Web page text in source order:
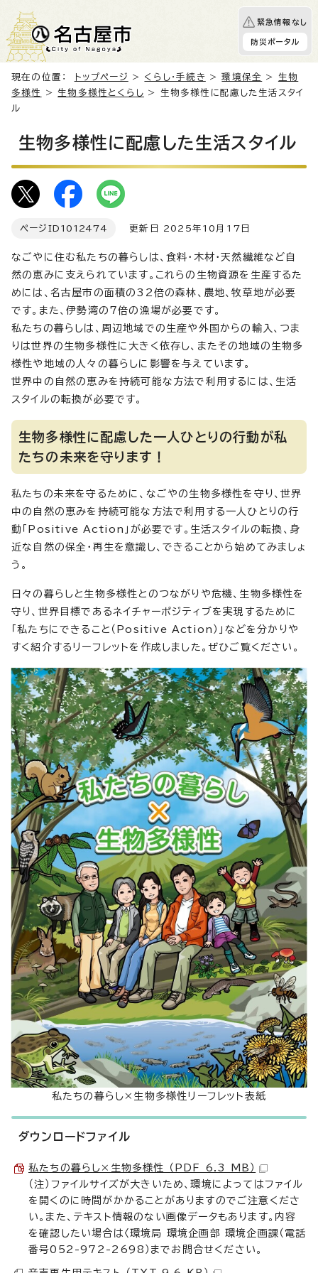
緊急情報なし
防災ポータル
現在の位置： トップページ > くらし・手続き >環境保全 > 生物
多様性
>生物多様性とくらし > 生物多様性に配慮した生活スタイ
ル
生物多様性に配慮した生活スタイル
ページID 1012474 更新日 2025年10月17日
なごやに住む私たちの暮らしは、食料・木材・天然繊維など自
然の恵みに支えられています。これらの生物資源を生産するた
めには、名古屋市の面積の32倍の森林、農地、牧草地が必要
です。また、伊勢湾の7倍の漁場が必要です。
私たちの暮らしは、周辺地域での生産や外国からの輸入、つま
りは世界の生物多様性に大きく依存し、またその地域の生物多
様性や地域の人々の暮らしに影響を与えています。
世界中の自然の恵みを持続可能な方法で利用するには、生活
スタイルの転換が必要です。
生物多様性に配慮した一人ひとりの行動が私
たちの未来を守ります！
私たちの未来を守るために、なごやの生物多様性を守り、世界
中の自然の恵みを持続可能な方法で利用する一人ひとりの行
動「Positive Action」が必要です。生活スタイルの転換、身
近な自然の保全・再生を意識し、できることから始めてみましょ
う。
日々の暮らしと生物多様性とのつながりや危機、生物多様性を
守り、世界目標であるネイチャーポジティブを実現するために
「私たちにできること（Positive Action）」などを分かりや
すく紹介するリーフレットを作成しました。ぜひご覧ください。
私たちの暮らし×生物多様性リーフレット表紙
ダウンロードファイル
私たちの暮らし×生物多様性 （PDF 6.3 MB）
（注）ファイルサイズが大きいため、環境によってはファイル
を開くのに時間がかかることがありますのでご注意くださ
い。また、テキスト情報のない画像データもあります。内容
を確認したい場合は〈環境局 環境企画部 環境企画課（電話
番号052-972-2698）までお問合せください。